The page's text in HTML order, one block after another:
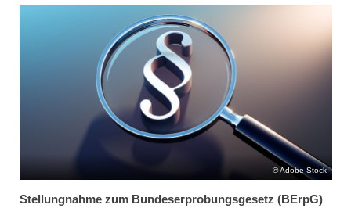
Adobe Stock
Stellungnahme zum Bundeserprobungsgesetz (BErpG)